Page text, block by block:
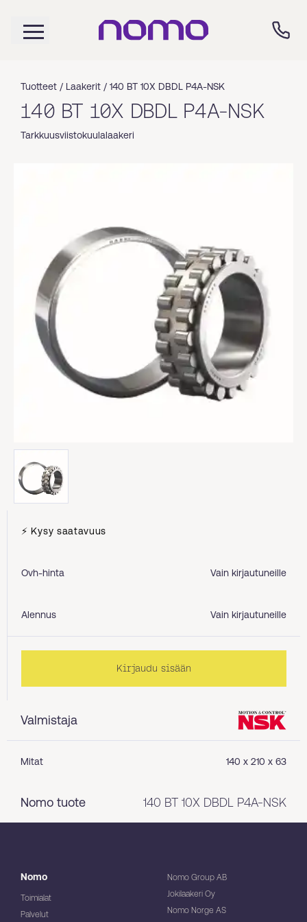
Tuotteet / Laakerit / 140 BT 10X DBDL P4A-NSK
140 BT 10X DBDL P4A-NSK
Tarkkuusviistokuulalaakeri
Valmistaja
Mitat 140 x 210 x 63
Nomo tuote 140 BT 10X DBDL P4A-NSK
⚡ Kysy saatavuus
Ovh-hinta Vain kirjautuneille
Alennus Vain kirjautuneille
Kirjaudu sisään
Nomo
Toimialat
Palvelut
Nomo Group AB
Jokilaakeri Oy
Nomo Norge AS